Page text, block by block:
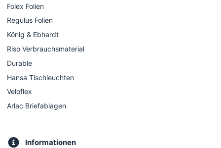
Folex Folien
Regulus Folien
König & Ebhardt
Riso Verbrauchsmaterial
Durable
Hansa Tischleuchten
Veloflex
Arlac Briefablagen
Informationen